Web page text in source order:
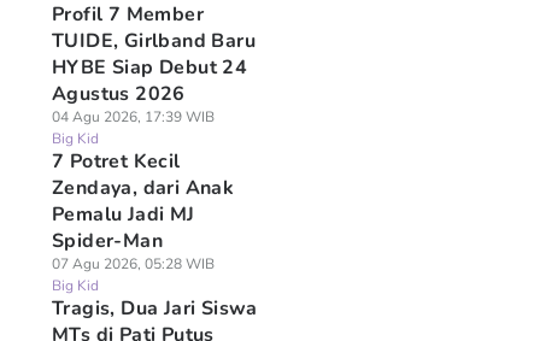
Profil 7 Member
TUIDE, Girlband Baru
HYBE Siap Debut 24
Agustus 2026
04 Agu 2026, 17:39 WIB
Big Kid
7 Potret Kecil
Zendaya, dari Anak
Pemalu Jadi MJ
Spider-Man
07 Agu 2026, 05:28 WIB
Big Kid
Tragis, Dua Jari Siswa
MTs di Pati Putus